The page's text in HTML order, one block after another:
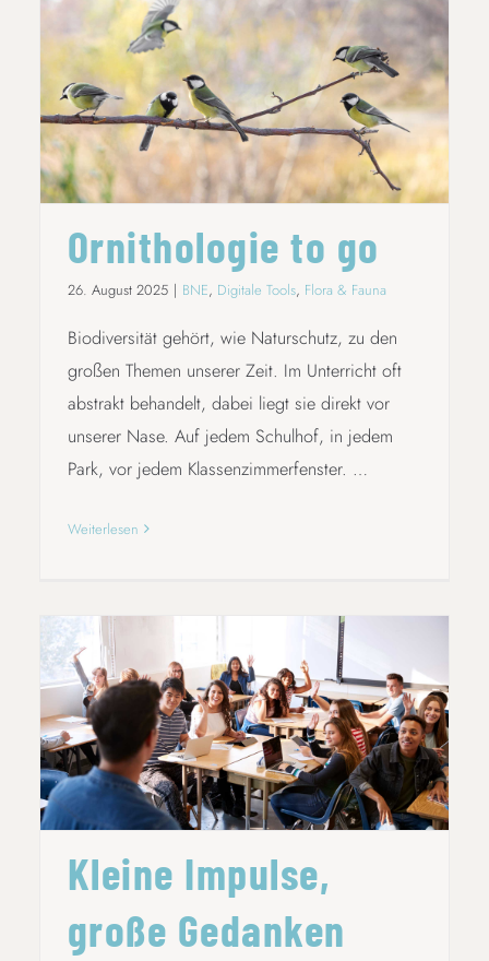
ORNITHOLOGIE TO GO
Ornithologie to go
26. August 2025 | BNE, Digitale Tools, Flora & Fauna
Biodiversität gehört, wie Naturschutz, zu den
großen Themen unserer Zeit. Im Unterricht oft
abstrakt behandelt, dabei liegt sie direkt vor
unserer Nase. Auf jedem Schulhof, in jedem
Park, vor jedem Klassenzimmerfenster. …
Weiterlesen
KLEINE IMPULSE, GROSSE GEDANKEN
Kleine Impulse,
große Gedanken